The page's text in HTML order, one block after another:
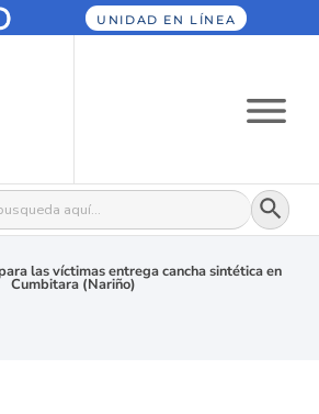
UNIDAD EN LÍNEA
Botón
las víctimas entrega cancha sintética en
Cumbitara (Nariño)